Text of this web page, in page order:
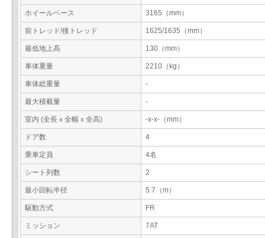
ホイールベース 3165（mm）
前トレッド/後トレッド 1625/1635（mm）
最低地上高 130（mm）
車体重量 2210（kg）
車体総重量 -
最大積載量 -
室内 (全長ｘ全幅ｘ全高) -x-x-（mm）
ドア数 4
乗車定員 4名
シート列数 2
最小回転半径 5.7（m）
駆動方式 FR
ミッション 7AT